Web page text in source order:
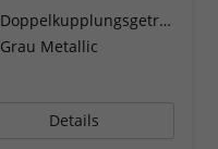
Doppelkupplungsgetriebe (DSG)
Grau Metallic
Details